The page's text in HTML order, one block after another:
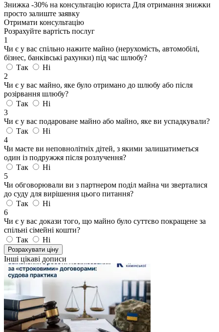
Знижка -30% на консультацію юриста Для отримання знижки
просто залиште заявку
Отримати консультацію
Розрахуйте вартість послуг
1
Чи є у вас спільно нажите майно (нерухомість, автомобілі,
бізнес, банківські рахунки) під час шлюбу?
Так
Ні
2
Чи є у вас майно, яке було отримано до шлюбу або після
розірвання шлюбу?
Так
Ні
3
Чи є у вас подароване майно або майно, яке ви успадкували?
Так
Ні
4
Чи маєте ви неповнолітніх дітей, з якими залишатиметься
один із подружжя після розлучення?
Так
Ні
5
Чи обговорювали ви з партнером поділ майна чи зверталися
до суду для вирішення цього питання?
Так
Ні
6
Чи є у вас докази того, що майно було суттєво покращене за
спільні сімейні кошти?
Так
Ні
Розрахувати ціну
Інші цікаві дописи